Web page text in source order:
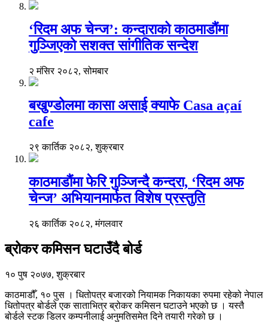
‘रिदम अफ चेन्ज’: कन्दाराको काठमाडौंमा
गुञ्जिएको सशक्त सांगीतिक सन्देश
२ मंसिर २०८२, सोमबार
बखुण्डोलमा कासा असाई क्याफे Casa açaí
cafe
२९ कार्तिक २०८२, शुक्रबार
काठमाडौंमा फेरि गुञ्जिन्दै कन्दरा, ‘रिदम अफ
चेन्ज’ अभियानमार्फत विशेष प्रस्तुति
२६ कार्तिक २०८२, मंगलवार
ब्रोकर कमिसन घटाउँदै बोर्ड
१० पुष २०७७, शुक्रबार
काठमाडौँ, १० पुस । धितोपत्र बजारको नियामक निकायका रुपमा रहेको नेपाल
धितोपत्र बोर्डले एक साताभित्र ब्रोकर कमिसन घटाउने भएको छ । यस्तै
बोर्डले स्टक डिलर कम्पनीलाई अनुमतिसमेत दिने तयारी गरेको छ ।